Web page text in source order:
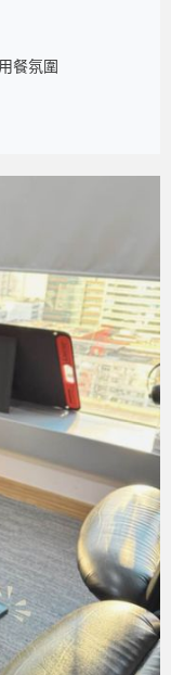
餐氛圍